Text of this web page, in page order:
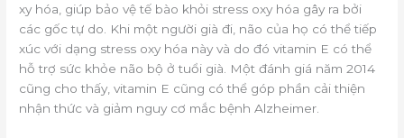
xy hóa, giúp bảo vệ tế bào khỏi stress oxy hóa gây ra bởi
các gốc tự do. Khi một người già đi, não của họ có thể tiếp
xúc với dạng stress oxy hóa này và do đó vitamin E có thể
hỗ trợ sức khỏe não bộ ở tuổi già. Một đánh giá năm 2014
cũng cho thấy, vitamin E cũng có thể góp phần cải thiện
nhận thức và giảm nguy cơ mắc bệnh Alzheimer.